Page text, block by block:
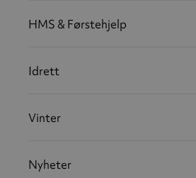
HMS & Førstehjelp
Idrett
Vinter
Nyheter